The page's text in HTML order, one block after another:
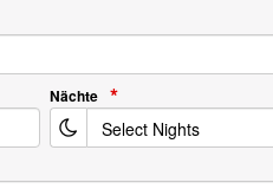
Nächte